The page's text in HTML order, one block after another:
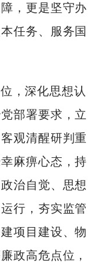
，更是坚守办
任务、服务国
，深化思想认
部署要求，立
观清醒研判重
麻痹心态，持
治自觉、思想
行，夯实监管
项目建设、物
政高危点位，